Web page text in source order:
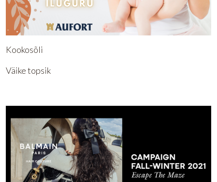
Kookosõli
Väike topsik